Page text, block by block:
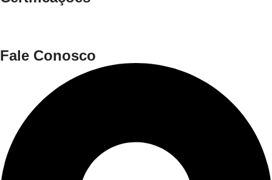
Fale Conosco